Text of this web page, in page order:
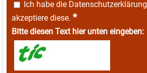
Ich habe die Datenschutzerklärung
akzeptiere diese. *
Bitte diesen Text hier unten eingeben: